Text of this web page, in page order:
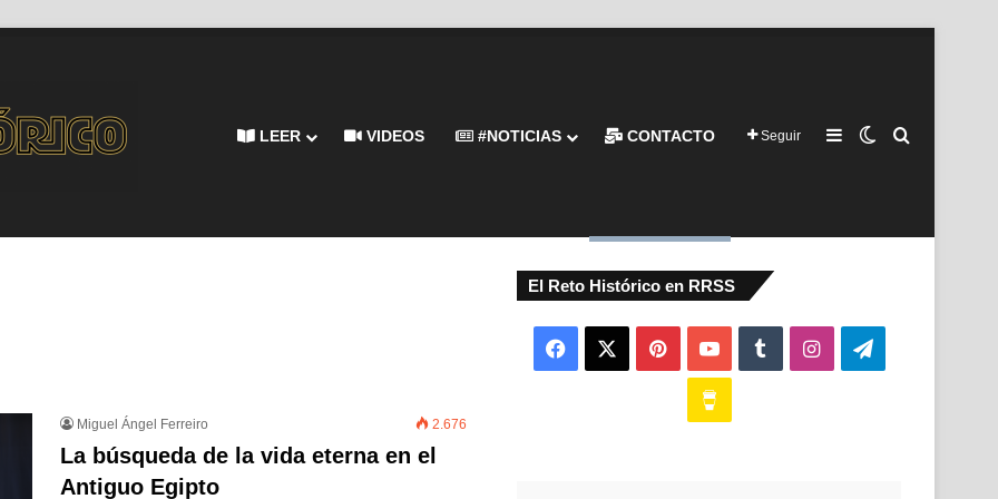
LEER VIDEOS #NOTICIAS CONTACTO Seguir Barra lateral
Switch skin
Miguel Ángel Ferreiro 2.676
La búsqueda de la vida eterna en el
Antiguo Egipto
El Reto Histórico en RRSS
Facebook PinterestYouTubeTumblrInstagramTelegram